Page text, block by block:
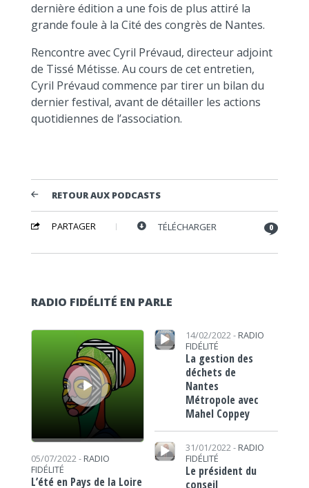
dernière édition a une fois de plus attiré la
grande foule à la Cité des congrès de Nantes.
Rencontre avec Cyril Prévaud, directeur adjoint
de Tissé Métisse. Au cours de cet entretien,
Cyril Prévaud commence par tirer un bilan du
dernier festival, avant de détailler les actions
quotidiennes de l’association.
RETOUR AUX PODCASTS
PARTAGER TÉLÉCHARGER 0
RADIO FIDÉLITÉ EN PARLE
Lecteur audio
05/07/2022 - RADIO
FIDÉLITÉ
L’été en Pays de la Loire
Lecteur audio 14/02/2022 - RADIO
FIDÉLITÉ
La gestion des
déchets de
Nantes
Métropole avec
Mahel Coppey
Lecteur audio
31/01/2022 - RADIO
FIDÉLITÉ
Le président du
conseil